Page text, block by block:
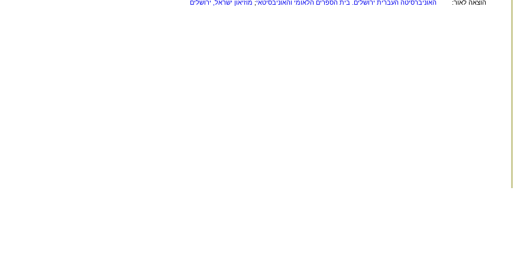
הוצאה לאור:
האוניברסיטה העברית ירושלים. בית הספרים הלאומי והאוניבסיטאי; מוזיאון ישראל, ירושלים